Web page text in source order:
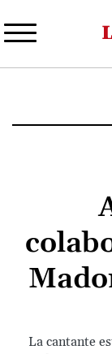
La cantante